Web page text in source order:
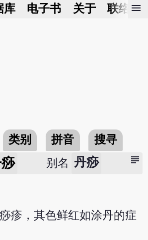
库 电子书 关于 联络我
menu
类别 拼音 搜寻
subject
别名 丹痧
疹，其色鲜红如涂丹的症